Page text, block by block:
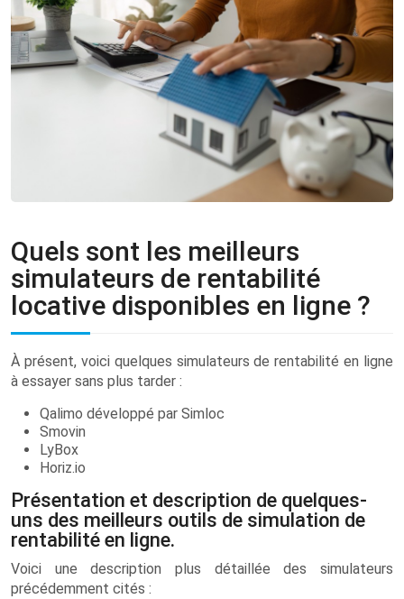
Quels sont les meilleurs
simulateurs de rentabilité
locative disponibles en ligne ?
À présent, voici quelques simulateurs de rentabilité en ligne
à essayer sans plus tarder :
Qalimo développé par Simloc
Smovin
LyBox
Horiz.io
Présentation et description de quelques-
uns des meilleurs outils de simulation de
rentabilité en ligne.
Voici une description plus détaillée des simulateurs
précédemment cités :